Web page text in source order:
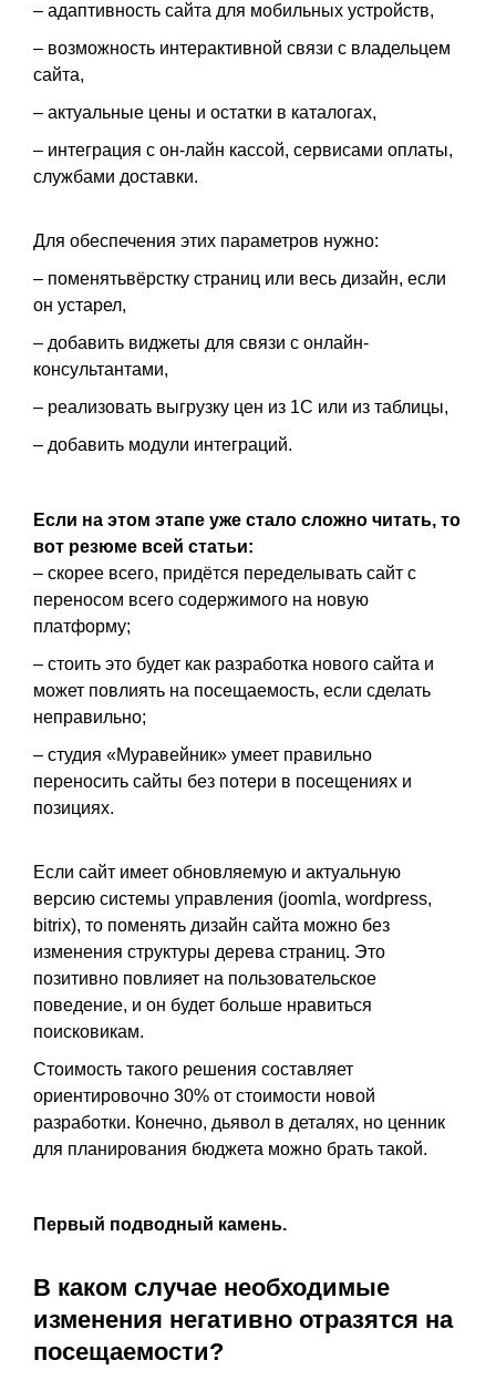
– адаптивность сайта для мобильных устройств,
– возможность интерактивной связи с владельцем
сайта,
– актуальные цены и остатки в каталогах,
– интеграция с он-лайн кассой, сервисами оплаты,
службами доставки.
Для обеспечения этих параметров нужно:
– поменятьвёрстку страниц или весь дизайн, если
он устарел,
– добавить виджеты для связи с онлайн-
консультантами,
– реализовать выгрузку цен из 1С или из таблицы,
– добавить модули интеграций.
Если на этом этапе уже стало сложно читать, то
вот резюме всей статьи:
– скорее всего, придётся переделывать сайт с
переносом всего содержимого на новую
платформу;
– стоить это будет как разработка нового сайта и
может повлиять на посещаемость, если сделать
неправильно;
– студия «Муравейник» умеет правильно
переносить сайты без потери в посещениях и
позициях.
Если сайт имеет обновляемую и актуальную
версию системы управления (joomla, wordpress,
bitrix), то поменять дизайн сайта можно без
изменения структуры дерева страниц. Это
позитивно повлияет на пользовательское
поведение, и он будет больше нравиться
поисковикам.
Стоимость такого решения составляет
ориентировочно 30% от стоимости новой
разработки. Конечно, дьявол в деталях, но ценник
для планирования бюджета можно брать такой.
Первый подводный камень.
В каком случае необходимые
изменения негативно отразятся на
посещаемости?